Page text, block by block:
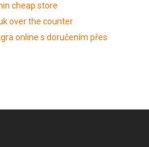
cheap store
over the counter
online s doručením přes